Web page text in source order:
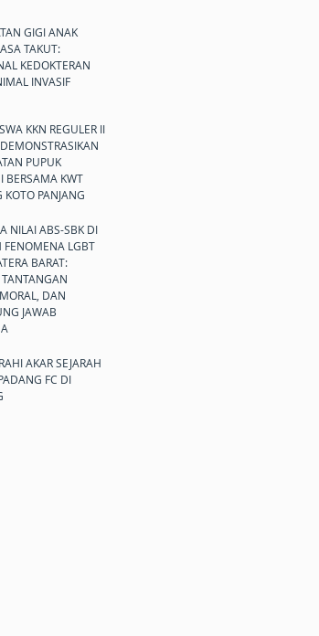
GIGI ANAK
TAKUT:
KEDOKTERAN
INVASIF
KKN REGULER II
PUPUK
BERSAMA KWT
KOTO PANJANG
NILAI ABS-SBK DI
FENOMENA LGBT
BARAT:
DAN
JAWAB
AKAR SEJARAH
FC DI